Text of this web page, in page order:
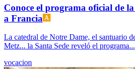
Conoce el programa oficial de
a Francia
La catedral de Notre Dame, el santuario
Metz... la Santa Sede reveló el programa...
vocacion